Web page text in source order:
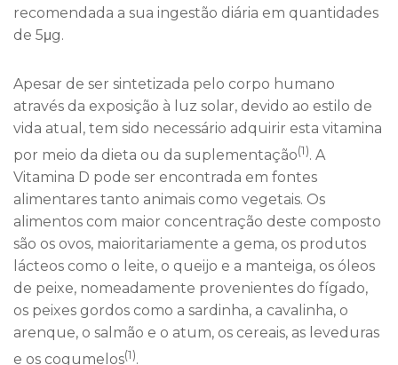
recomendada a sua ingestão diária em quantidades
de 5μg.
Apesar de ser sintetizada pelo corpo humano
através da exposição à luz solar, devido ao estilo de
vida atual, tem sido necessário adquirir esta vitamina
por meio da dieta ou da suplementação(1). A
Vitamina D pode ser encontrada em fontes
alimentares tanto animais como vegetais. Os
alimentos com maior concentração deste composto
são os ovos, maioritariamente a gema, os produtos
lácteos como o leite, o queijo e a manteiga, os óleos
de peixe, nomeadamente provenientes do fígado,
os peixes gordos como a sardinha, a cavalinha, o
arenque, o salmão e o atum, os cereais, as leveduras
e os cogumelos(1).